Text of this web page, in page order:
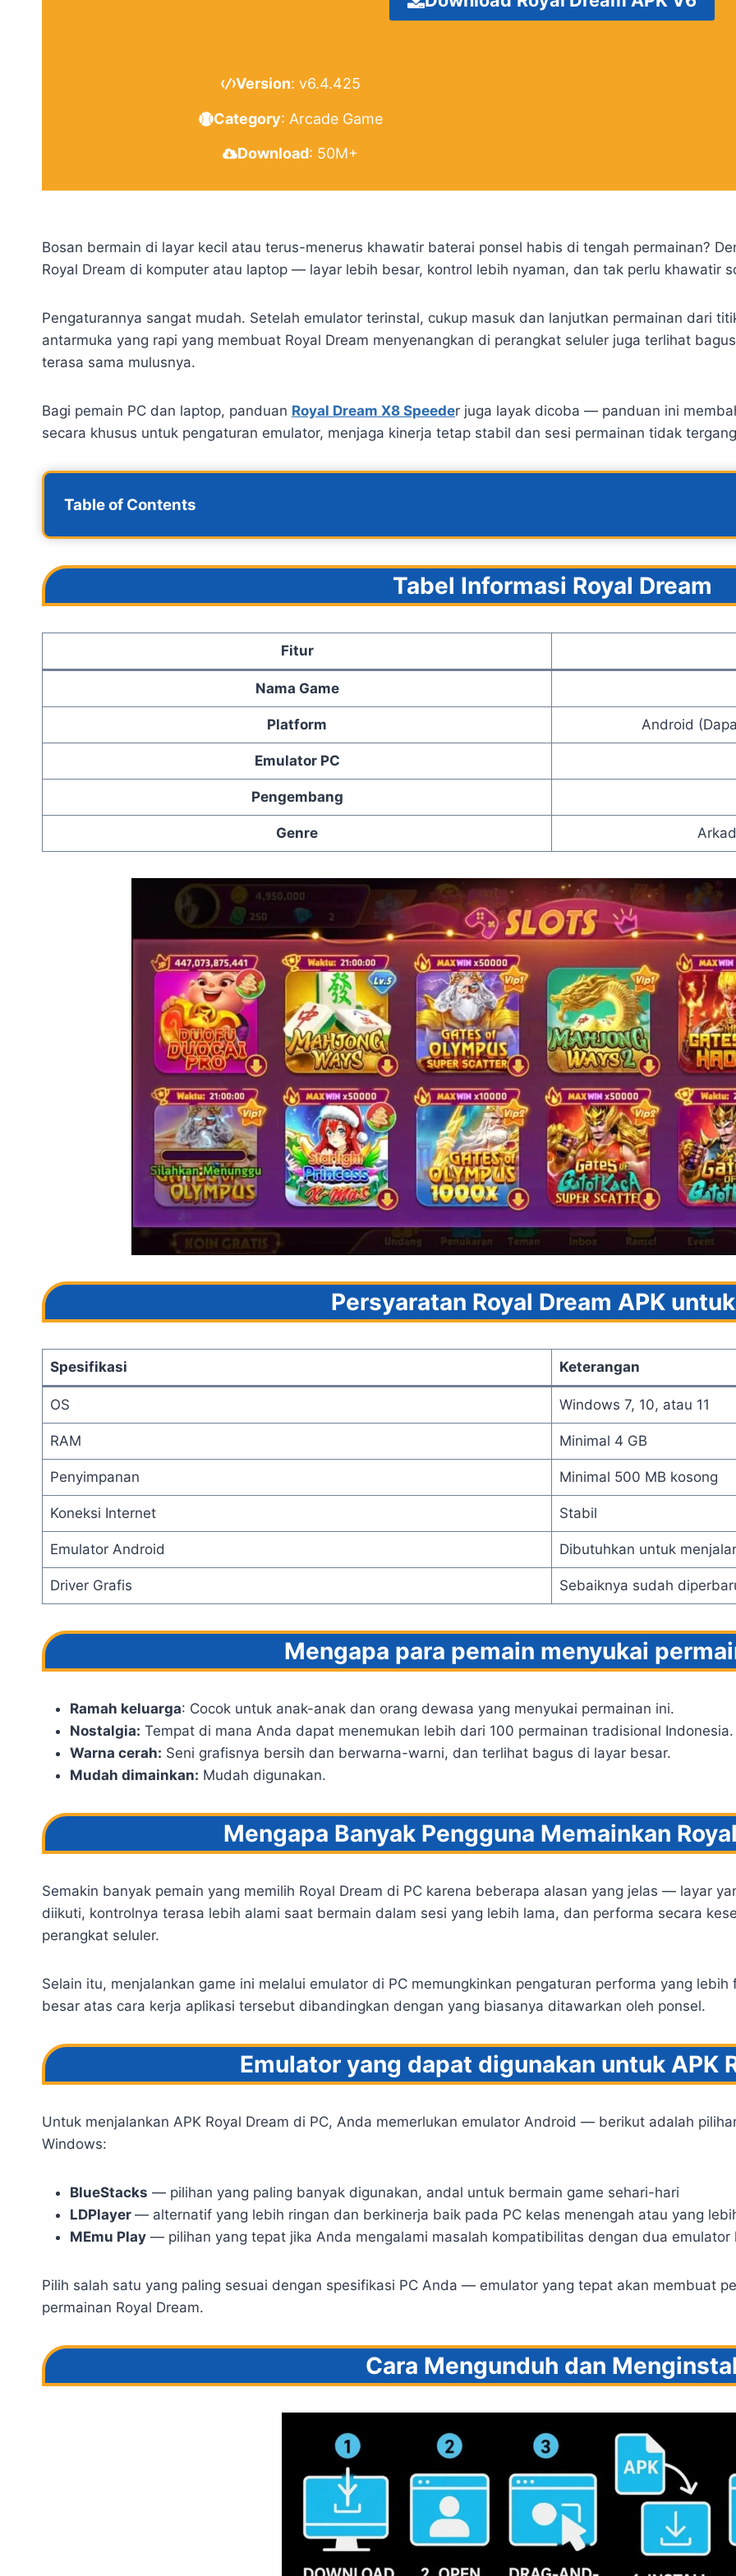
Version: v6.4.425
Category: Arcade Game
Download: 50M+
Bosan bermain di layar kecil atau terus-menerus khawatir baterai ponsel habis di tengah permainan?
Royal Dream di komputer atau laptop — layar lebih besar, kontrol lebih nyaman, dan tak perlu khawatir
Pengaturannya sangat mudah. Setelah emulator terinstal, cukup masuk dan lanjutkan permainan dari
antarmuka yang rapi yang membuat Royal Dream menyenangkan di perangkat seluler juga terlihat
terasa sama mulusnya.
Bagi pemain PC dan laptop, panduan Royal Dream X8 Speeder juga layak dicoba — panduan ini
secara khusus untuk pengaturan emulator, menjaga kinerja tetap stabil dan sesi permainan tidak
Table of Contents
Tabel Informasi Royal Dream
Fitur
Nama Game
Platform Android
Emulator PC
Pengembang
Genre
Persyaratan Royal Dream APK
Spesifikasi Keterangan
OS Windows 7, 10, atau 11
RAM Minimal 4 GB
Penyimpanan Minimal 500 MB kosong
Koneksi Internet Stabil
Emulator Android Dibutuhkan untuk
Driver Grafis Sebaiknya sudah
Mengapa para pemain menyukai
Ramah keluarga: Cocok untuk anak-anak dan orang dewasa yang menyukai permainan ini.
Nostalgia: Tempat di mana Anda dapat menemukan lebih dari 100 permainan tradisional Indonesia.
Warna cerah: Seni grafisnya bersih dan berwarna-warni, dan terlihat bagus di layar besar.
Mudah dimainkan: Mudah digunakan.
Mengapa Banyak Pengguna Memainkan
Semakin banyak pemain yang memilih Royal Dream di PC karena beberapa alasan yang jelas — layar
diikuti, kontrolnya terasa lebih alami saat bermain dalam sesi yang lebih lama, dan performa secara
perangkat seluler.
Selain itu, menjalankan game ini melalui emulator di PC memungkinkan pengaturan performa yang
besar atas cara kerja aplikasi tersebut dibandingkan dengan yang biasanya ditawarkan oleh ponsel.
Emulator yang dapat digunakan untuk APK
Untuk menjalankan APK Royal Dream di PC, Anda memerlukan emulator Android — berikut adalah
Windows:
BlueStacks — pilihan yang paling banyak digunakan, andal untuk bermain game sehari-hari
LDPlayer — alternatif yang lebih ringan dan berkinerja baik pada PC kelas menengah atau yang
MEmu Play — pilihan yang tepat jika Anda mengalami masalah kompatibilitas dengan dua emulator
Pilih salah satu yang paling sesuai dengan spesifikasi PC Anda — emulator yang tepat akan membuat
permainan Royal Dream.
Cara Mengunduh dan